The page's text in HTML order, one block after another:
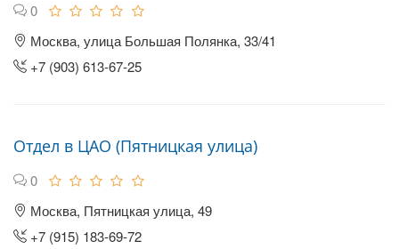
0
Москва, улица Большая Полянка, 33/41
+7 (903) 613-67-25
Отдел в ЦАО (Пятницкая улица)
0
Москва, Пятницкая улица, 49
+7 (915) 183-69-72